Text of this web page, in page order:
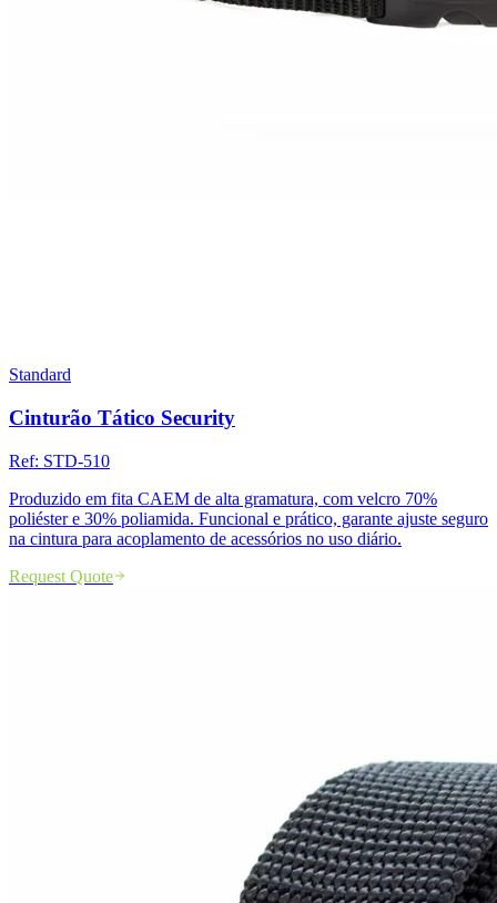
Standard
Cinturão Tático Security
Ref: STD-510
Produzido em fita CAEM de alta gramatura, com velcro 70%
poliéster e 30% poliamida. Funcional e prático, garante ajuste seguro
na cintura para acoplamento de acessórios no uso diário.
Request Quote